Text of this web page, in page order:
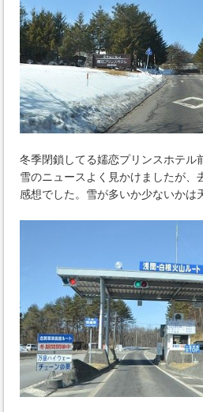
冬季閉鎖してる嬬恋プリンスホテル
雪のニュースよく見かけましたが、
感想でした。雪が多いか少ないかは